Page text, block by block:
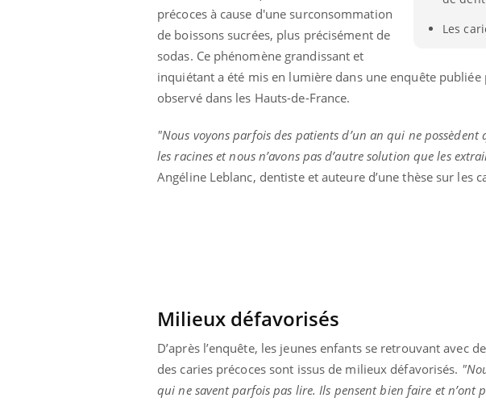
Les
précoces à cause d'une surconsommation
de boissons sucrées, plus précisément de
sodas. Ce phénomène grandissant et
inquiétant a été mis en lumière dans une enquête
observé dans les Hauts-de-France.
"Nous voyons parfois des patients d’un an qui ne
les racines et nous n’avons pas d’autre solution que les
Angéline Leblanc, dentiste et auteure d’une thèse sur les
Milieux défavorisés
D’après l’enquête, les jeunes enfants se retrouvant avec
des caries précoces sont issus de milieux défavorisés.
qui ne savent parfois pas lire. Ils pensent bien faire et n’ont